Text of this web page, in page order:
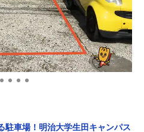
駐車場！明治大学生田キャンパス